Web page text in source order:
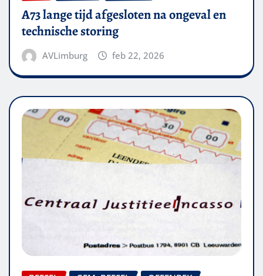
A73 lange tijd afgesloten na ongeval en
technische storing
AVLimburg feb 22, 2026